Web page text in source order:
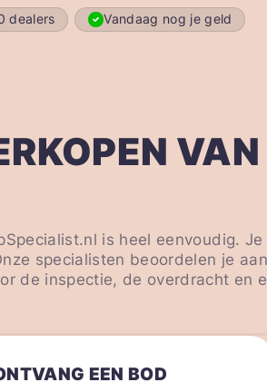
dealers Vandaag nog je geld
is heel eenvoudig.
specialisten beoordelen je
de inspectie, de overdracht en
EEN BOD